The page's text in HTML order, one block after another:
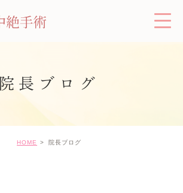
院長ブログ
HOME 院長ブログ